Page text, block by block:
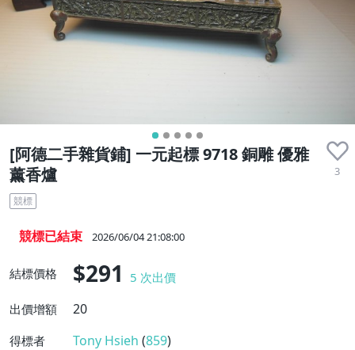
[阿德二手雜貨鋪] 一元起標 9718 銅雕 優雅
薰香爐
3
競標
競標已結束 2026/06/04 21:08:00
結標價格 $291 5 次出價
出價增額
20
得標者 Tony Hsieh (859)